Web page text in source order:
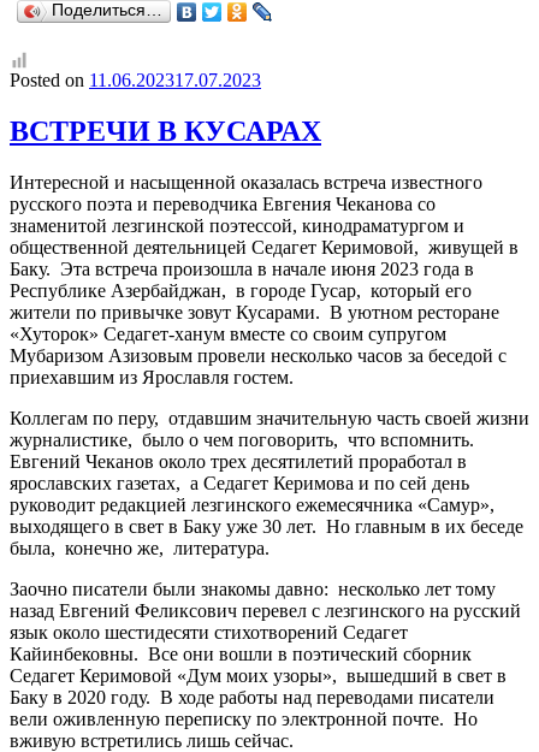
Поделиться…
Posted on 11.06.202317.07.2023
ВСТРЕЧИ В КУСАРАХ
Интересной и насыщенной оказалась встреча известного
русского поэта и переводчика Евгения Чеканова со
знаменитой лезгинской поэтессой, кинодраматургом и
общественной деятельницей Седагет Керимовой, живущей в
Баку. Эта встреча произошла в начале июня 2023 года в
Республике Азербайджан, в городе Гусар, который его
жители по привычке зовут Кусарами. В уютном ресторане
«Хуторок» Седагет-ханум вместе со своим супругом
Мубаризом Азизовым провели несколько часов за беседой с
приехавшим из Ярославля гостем.
Коллегам по перу, отдавшим значительную часть своей жизни
журналистике, было о чем поговорить, что вспомнить.
Евгений Чеканов около трех десятилетий проработал в
ярославских газетах, а Седагет Керимова и по сей день
руководит редакцией лезгинского ежемесячника «Самур»,
выходящего в свет в Баку уже 30 лет. Но главным в их беседе
была, конечно же, литература.
Заочно писатели были знакомы давно: несколько лет тому
назад Евгений Феликсович перевел с лезгинского на русский
язык около шестидесяти стихотворений Седагет
Кайинбековны. Все они вошли в поэтический сборник
Седагет Керимовой «Дум моих узоры», вышедший в свет в
Баку в 2020 году. В ходе работы над переводами писатели
вели оживленную переписку по электронной почте. Но
вживую встретились лишь сейчас.